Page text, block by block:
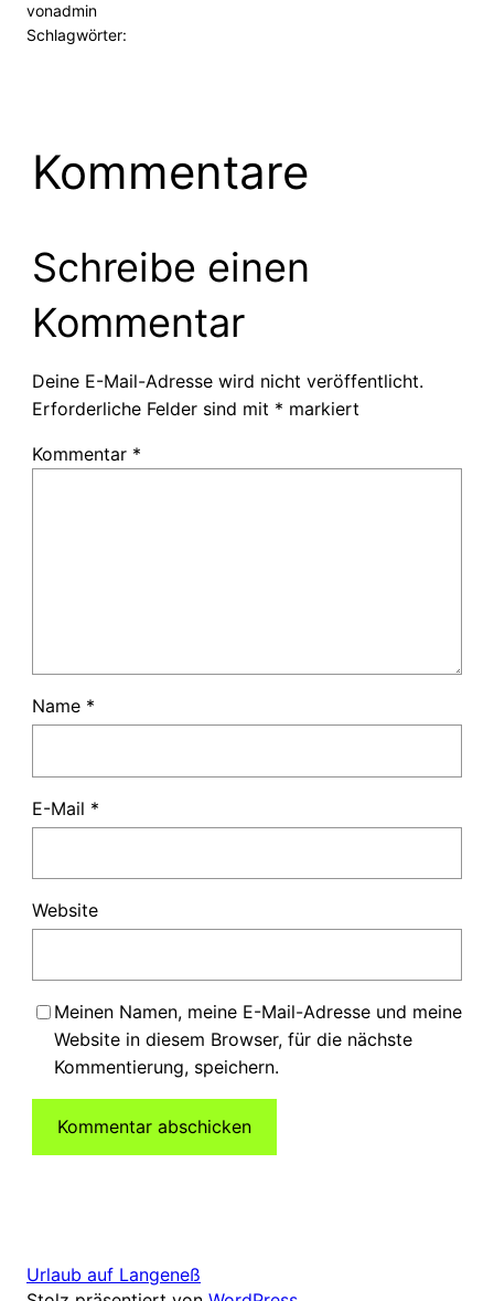
vonadmin
Schlagwörter:
Kommentare
Schreibe einen
Kommentar
Deine E-Mail-Adresse wird nicht veröffentlicht.
Erforderliche Felder sind mit * markiert
Kommentar *
Name *
E-Mail *
Website
Meinen Namen, meine E-Mail-Adresse und meine
Website in diesem Browser, für die nächste
Kommentierung, speichern.
Urlaub auf Langeneß